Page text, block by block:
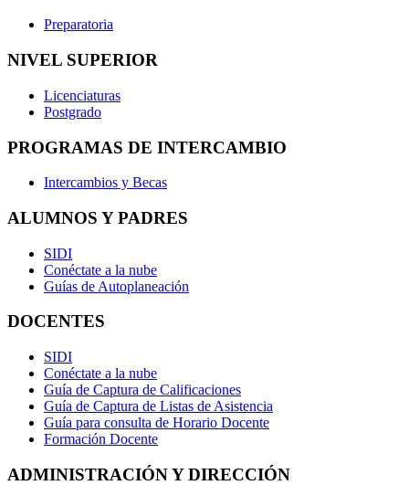
Preparatoria
NIVEL SUPERIOR
Licenciaturas
Postgrado
PROGRAMAS DE INTERCAMBIO
Intercambios y Becas
ALUMNOS Y PADRES
SIDI
Conéctate a la nube
Guías de Autoplaneación
DOCENTES
SIDI
Conéctate a la nube
Guía de Captura de Calificaciones
Guía de Captura de Listas de Asistencia
Guía para consulta de Horario Docente
Formación Docente
ADMINISTRACIÓN Y DIRECCIÓN